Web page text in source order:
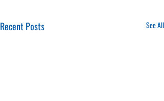
Recent Posts See All